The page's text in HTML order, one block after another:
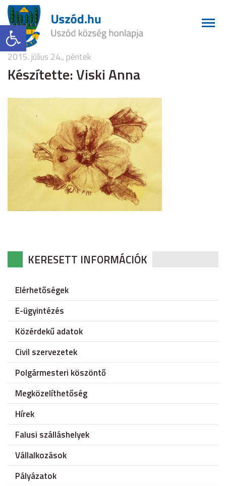
Eszköztár megnyitása
2015. július 24., péntek
Készítette: Viski Anna
KERESETT INFORMÁCIÓK
Elérhetőségek
E-ügyintézés
Közérdekű adatok
Civil szervezetek
Polgármesteri köszöntő
Megközelíthetőség
Hírek
Falusi szálláshelyek
Vállalkozások
Pályázatok